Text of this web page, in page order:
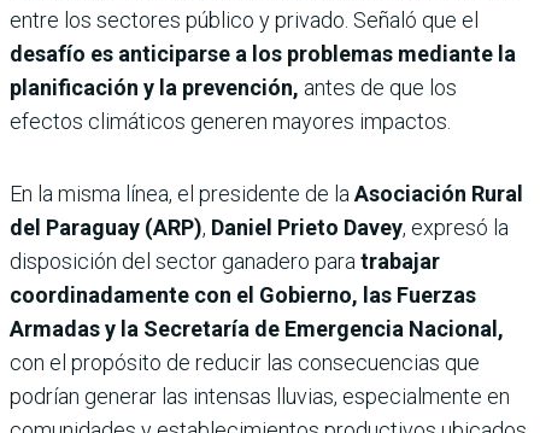
entre los sectores público y privado. Señaló que el
desafío es anticiparse a los problemas mediante la
planificación y la prevención, antes de que los
efectos climáticos generen mayores impactos.
En la misma línea, el presidente de la Asociación Rural
del Paraguay (ARP), Daniel Prieto Davey, expresó la
disposición del sector ganadero para trabajar
coordinadamente con el Gobierno, las Fuerzas
Armadas y la Secretaría de Emergencia Nacional,
con el propósito de reducir las consecuencias que
podrían generar las intensas lluvias, especialmente en